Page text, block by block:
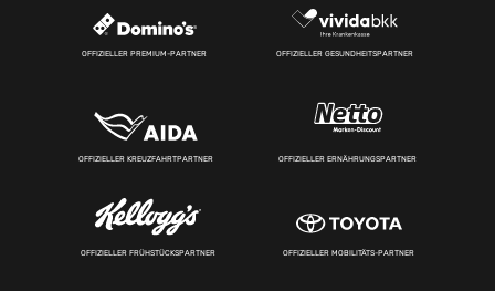
OFFIZIELLER PREMIUM-PARTNER OFFIZIELLER GESUNDHEITSPARTNER
OFFIZIELLER KREUZFAHRTPARTNER OFFIZIELLER ERNÄHRUNGSPARTNER
OFFIZIELLER FRÜHSTÜCKSPARTNER OFFIZIELLER MOBILITÄTS-PARTNER